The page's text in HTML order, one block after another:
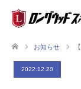
お知らせ
2022.12.20